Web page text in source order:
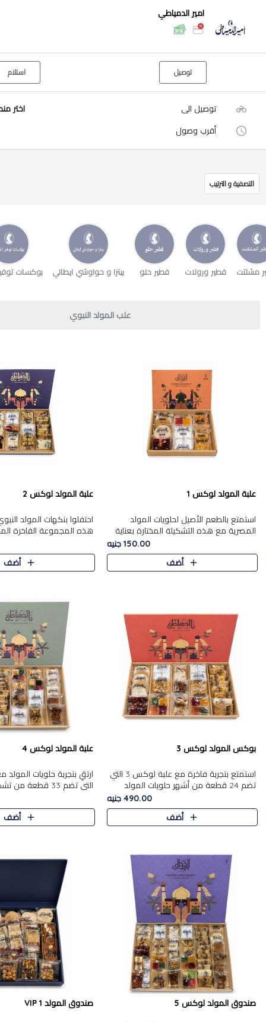
امير الدمياطي
توصيل استلام
توصيل الى اختر
أقرب وصول
التصفية و الترتيب
مشلتت فطير ورولات فطير حلو بيتزا و حواوشي ايطالي بوكسات
علب المولد النبوي
علبة المولد لوكس 1
استمتع بالطعم الأصيل لحلويات المولد
المصرية مع هذه التشكيلة المختارة بعناية
من 9 قطع. تتضمن التشكيلة جوزرية مع
فول،ملبان سادة، ملبان
150.00 جنيه
أضف
علبة المولد لوكس 2
احتفلوا بنكهات المولد
قطعة، والتي تم اختيارها
تشكيلة واسعة من الحلويات
المفضلة. تشمل المجموعة
أضف
بوكس المولد لوكس 3
استمتع بتجربة فاخرة مع علبة لوكس 3 التي
تضم 24 قطعة من أشهر حلويات المولد
الشرقية المختارة بعناية. تحتوي التشكيلة على
الجزرية بالفول، والملب..
490.00 جنيه
أضف
علبة المولد لوكس 4
التي تضم 33 قطعة
ومتنوعة من أشهر
العلبة على الجزرية بالفول،..
أضف
صندوق المولد لوكس 5 صندوق المولد VIP 1